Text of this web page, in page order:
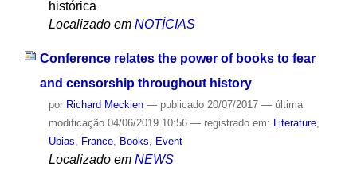
histórica
Localizado em NOTÍCIAS
Conference relates the power of books to fear
and censorship throughout history
por Richard Meckien — publicado20/07/2017 — última
modificação04/06/2019 10:56 — registrado em: Literature,
Ubias
France, Books Event
Localizado em NEWS